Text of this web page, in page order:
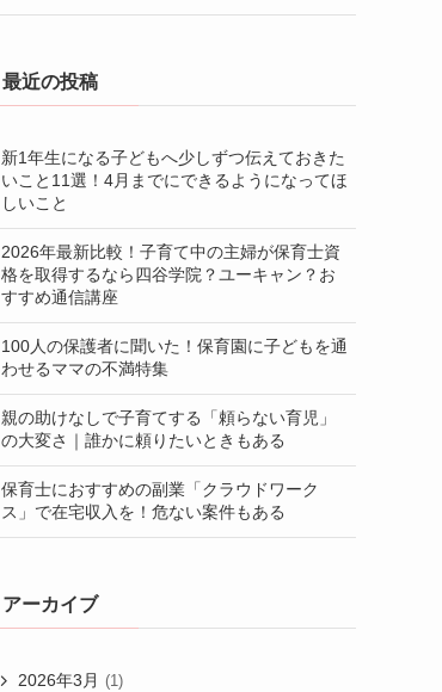
最近の投稿
新1年生になる子どもへ少しずつ伝えておきた
いこと11選！4月までにできるようになってほ
しいこと
2026年最新比較！子育て中の主婦が保育士資
格を取得するなら四谷学院？ユーキャン？お
すすめ通信講座
100人の保護者に聞いた！保育園に子どもを通
わせるママの不満特集
親の助けなしで子育てする「頼らない育児」
の大変さ｜誰かに頼りたいときもある
保育士におすすめの副業「クラウドワーク
ス」で在宅収入を！危ない案件もある
アーカイブ
2026年3月 (1)